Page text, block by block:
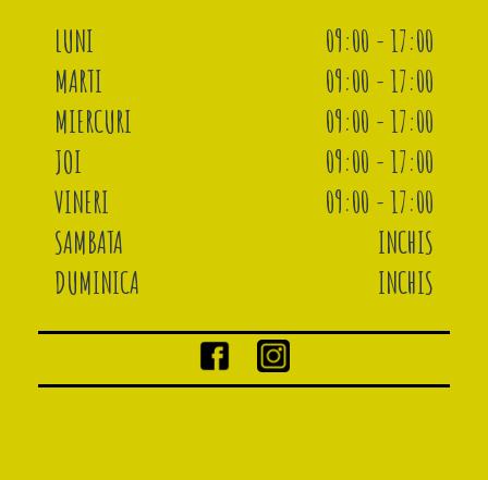
LUNI
09:00 - 17:00
MARTI
09:00 - 17:00
MIERCURI
09:00 - 17:00
JOI
09:00 - 17:00
VINERI
09:00 - 17:00
SAMBATA
INCHIS
DUMINICA
INCHIS